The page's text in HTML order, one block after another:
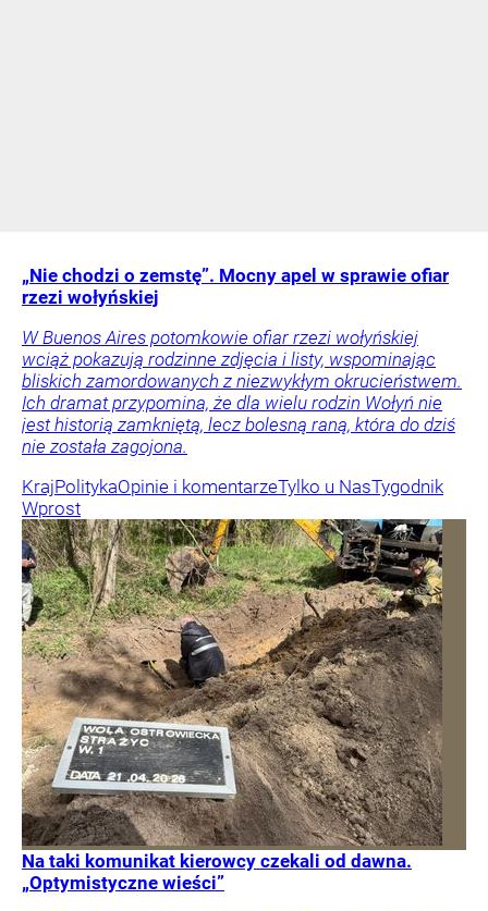
„Nie chodzi o zemstę”. Mocny apel w sprawie ofiar
rzezi wołyńskiej
W Buenos Aires potomkowie ofiar rzezi wołyńskiej
wciąż pokazują rodzinne zdjęcia i listy, wspominając
bliskich zamordowanych z niezwykłym okrucieństwem.
Ich dramat przypomina, że dla wielu rodzin Wołyń nie
jest historią zamkniętą, lecz bolesną raną, która do dziś
nie została zagojona.
KrajPolitykaOpinie i komentarzeTylko u NasTygodnik
Wprost
Na taki komunikat kierowcy czekali od dawna.
„Optymistyczne wieści”